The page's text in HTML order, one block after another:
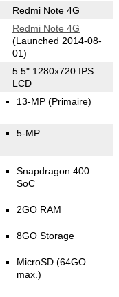
Redmi Note 4G
Redmi Note 4G
(Launched 2014-08-
01)
5.5" 1280x720 IPS
LCD
13-MP (Primaire)
5-MP
Snapdragon 400
SoC
2GO RAM
8GO Storage
MicroSD (64GO
max.)